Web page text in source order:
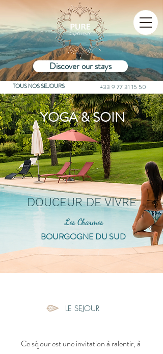
Discover our stays
+33 9 77 31 15 50
TOUS NOS SEJOURS
YOGA & SOIN
DOUCEUR DE VIVRE
Les Charmes
BOURGOGNE DU SUD
LE SEJOUR
Ce séjour est une invitation à ralentir, à